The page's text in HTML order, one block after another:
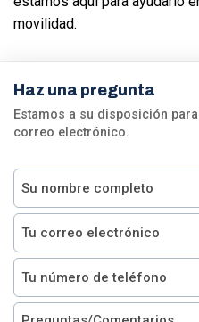
movilidad.
Haz una pregunta
Estamos a su disposición
correo electrónico.